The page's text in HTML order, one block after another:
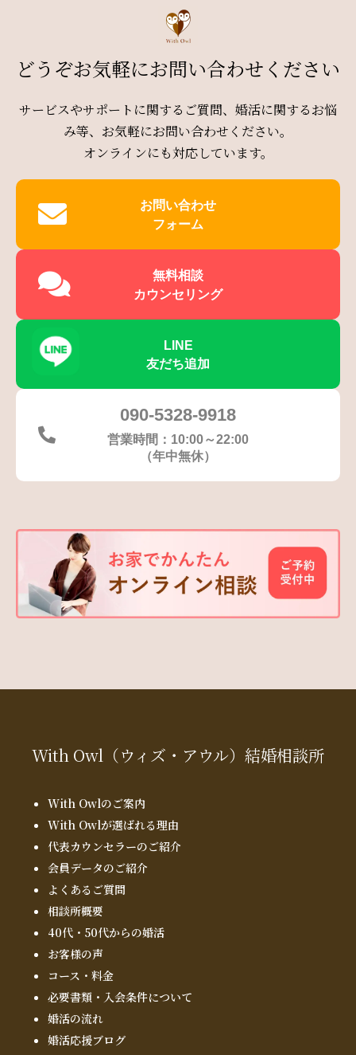
どうぞお気軽にお問い合わせください
サービスやサポートに関するご質問、婚活に関するお悩
み等、お気軽にお問い合わせください。
オンラインにも対応しています。
お問い合わせ
フォーム
無料相談
カウンセリング
LINE
友だち追加
090-5328-9918
営業時間：10:00～22:00
（年中無休）
With Owl （ウィズ・アウル） 結婚相談所
With Owlのご案内
With Owlが選ばれる理由
代表カウンセラーのご紹介
会員データのご紹介
よくあるご質問
相談所概要
40代・50代からの婚活
お客様の声
コース・料金
必要書類・入会条件について
婚活の流れ
婚活応援ブログ